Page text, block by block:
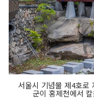
서울시 기념물 제4호로
군이 홍제천에서